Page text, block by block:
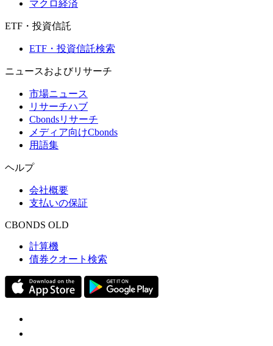
マクロ経済
ETF・投資信託
ETF・投資信託検索
ニュースおよびリサーチ
市場ニュース
リサーチハブ
Cbondsリサーチ
メディア向けCbonds
用語集
ヘルプ
会社概要
支払いの保証
CBONDS OLD
計算機
債券クオート検索